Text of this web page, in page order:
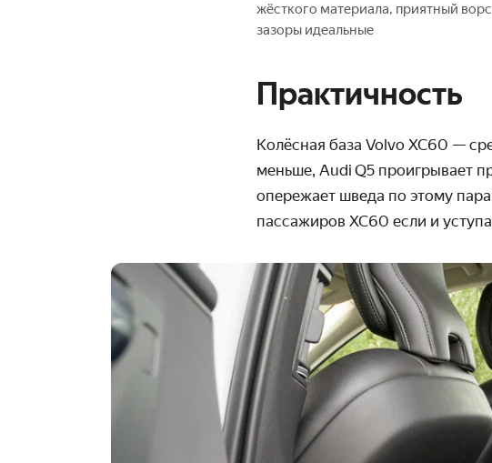
жёсткого материала, приятный
зазоры идеальные
Практичность
Колёсная база Volvo XC60 —
меньше, Audi Q5 проигрывает
опережает шведа по этому
пассажиров XC60 если и